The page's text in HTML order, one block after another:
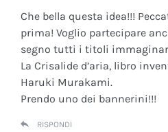
Che bella questa idea!!!
prima! Voglio partecipare
segno tutti i titoli
La Crisalide d’aria, libro
Haruki Murakami.
Prendo uno dei bannerini!!!
RISPONDI